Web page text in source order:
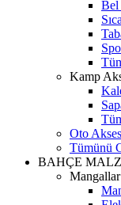
Bel
Kamp
Oto
Tümünü
BAHÇE